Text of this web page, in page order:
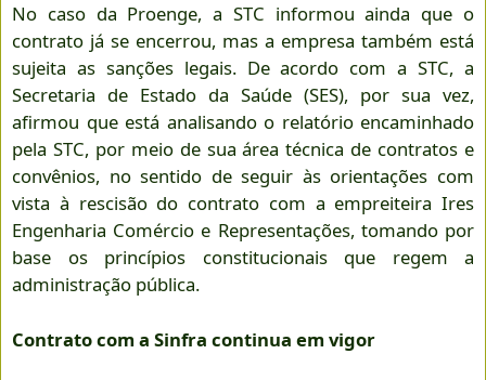
No caso da Proenge, a STC informou ainda que o
contrato já se encerrou, mas a empresa também está
sujeita as sanções legais. De acordo com a STC, a
Secretaria de Estado da Saúde (SES), por sua vez,
afirmou que está analisando o relatório encaminhado
pela STC, por meio de sua área técnica de contratos e
convênios, no sentido de seguir às orientações com
vista à rescisão do contrato com a empreiteira Ires
Engenharia Comércio e Representações, tomando por
base os princípios constitucionais que regem a
administração pública.
Contrato com a Sinfra continua em vigor